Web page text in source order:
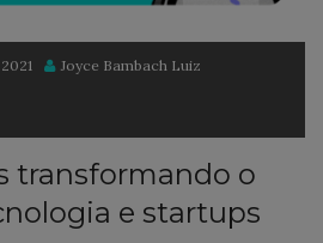
Joyce Bambach Luiz
transformando o
e startups